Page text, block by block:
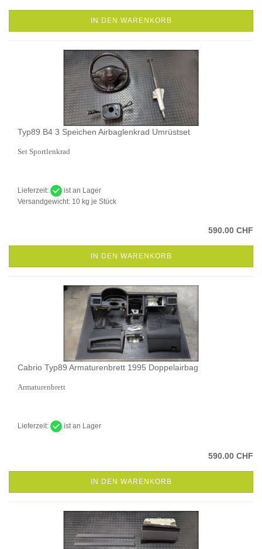
IN DEN WARENKORB
Typ89 B4 3 Speichen Airbaglenkrad Umrüstset
Set Sportlenkrad
Lieferzeit:
ist an Lager
Versandgewicht: 10 kg je Stück
590.00 CHF
IN DEN WARENKORB
Cabrio Typ89 Armaturenbrett 1995 Doppelairbag
Armaturenbrett
Lieferzeit: ist an Lager
590.00 CHF
IN DEN WARENKORB